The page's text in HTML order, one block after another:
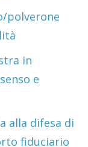
polverone
in
e
alla difesa di
fiduciario